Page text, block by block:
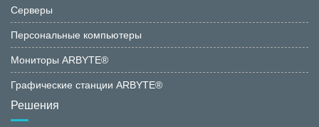
Серверы
Персональные компьютеры
Мониторы ARBYTE®
Графические станции ARBYTE®
Решения